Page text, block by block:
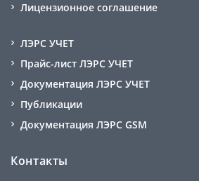
Лицензионное соглашение
ЛЭРС УЧЕТ
Прайс-лист ЛЭРС УЧЕТ
Документация ЛЭРС УЧЕТ
Публикации
Документация ЛЭРС GSM
Контакты